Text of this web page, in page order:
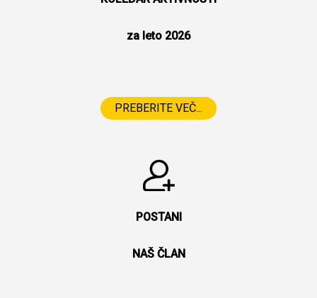
za leto 2026
PREBERITE VEČ...
POSTANI
NAŠ ČLAN